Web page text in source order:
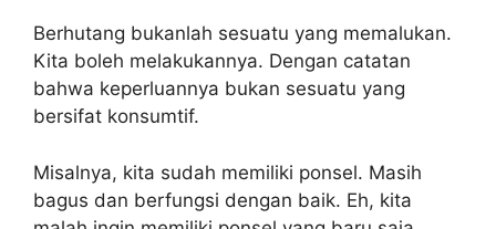
Berhutang bukanlah sesuatu yang memalukan.
Kita boleh melakukannya. Dengan catatan
bahwa keperluannya bukan sesuatu yang
bersifat konsumtif.
Misalnya, kita sudah memiliki ponsel. Masih
bagus dan berfungsi dengan baik. Eh, kita